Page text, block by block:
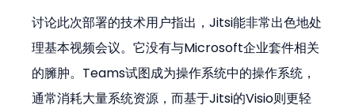
讨论此次部署的技术用户指出，Jitsi能非常出色地处
理基本视频会议。它没有与Microsoft企业套件相关
的臃肿。Teams试图成为操作系统中的操作系统，
通常消耗大量系统资源，而基于Jitsi的Visio则更轻